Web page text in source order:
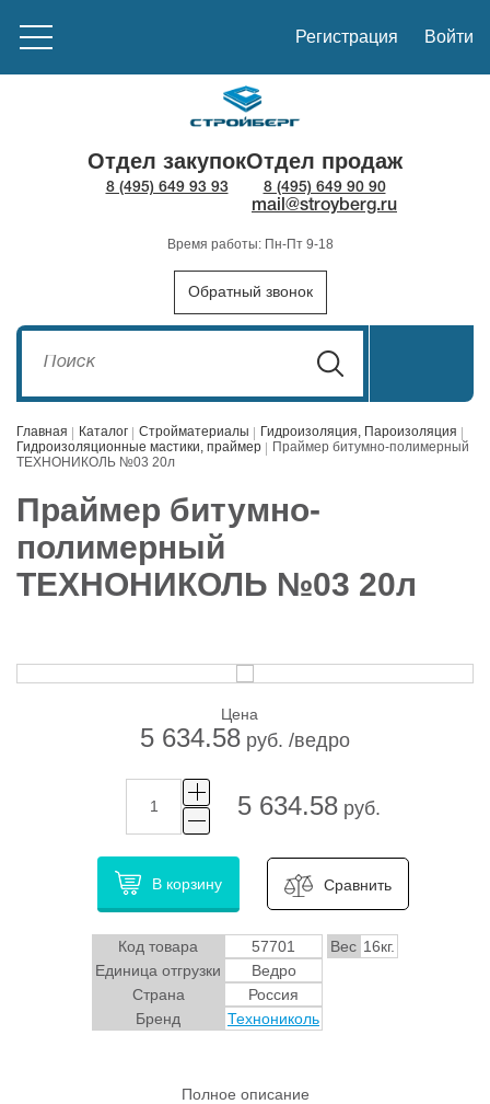
Регистрация Войти
Отдел закупок
8 (495) 649 93 93
Отдел продаж
8 (495) 649 90 90
mail@stroyberg.ru
Время работы: Пн-Пт 9-18
Обратный звонок
Главная Каталог Стройматериалы
Гидроизоляция, Пароизоляция
Гидроизоляционные мастики, праймер
Праймер битумно-полимерный
ТЕХНОНИКОЛЬ №03 20л
Праймер битумно-
полимерный
ТЕХНОНИКОЛЬ №03 20л
Цена
5 634.58 руб. /ведро
5 634.58 руб.
В корзину Сравнить
Код товара 57701 Вес 16кг.
Единица отгрузки
Ведро
Страна
Россия
Бренд
Технониколь
Полное описание